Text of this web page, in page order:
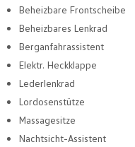
Beheizbare Frontscheibe
Beheizbares Lenkrad
Berganfahrassistent
Elektr. Heckklappe
Lederlenkrad
Lordosenstütze
Massagesitze
Nachtsicht-Assistent